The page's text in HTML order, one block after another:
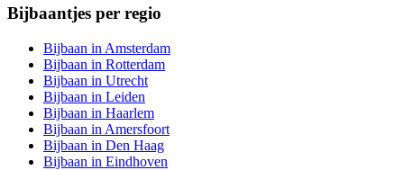
Bijbaantjes per regio
Bijbaan in Amsterdam
Bijbaan in Rotterdam
Bijbaan in Utrecht
Bijbaan in Leiden
Bijbaan in Haarlem
Bijbaan in Amersfoort
Bijbaan in Den Haag
Bijbaan in Eindhoven